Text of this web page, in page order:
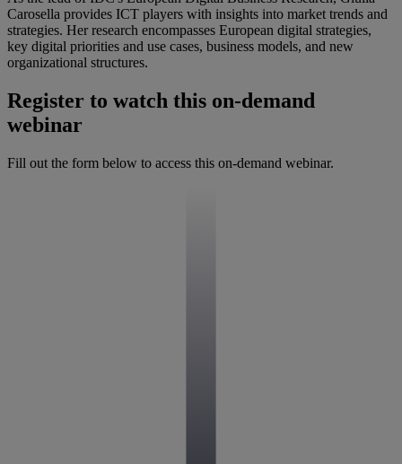
Carosella provides ICT players with insights into market trends and
strategies. Her research encompasses European digital strategies,
key digital priorities and use cases, business models, and new
organizational structures.
Register to watch this on-demand
webinar
Fill out the form below to access this on-demand webinar.